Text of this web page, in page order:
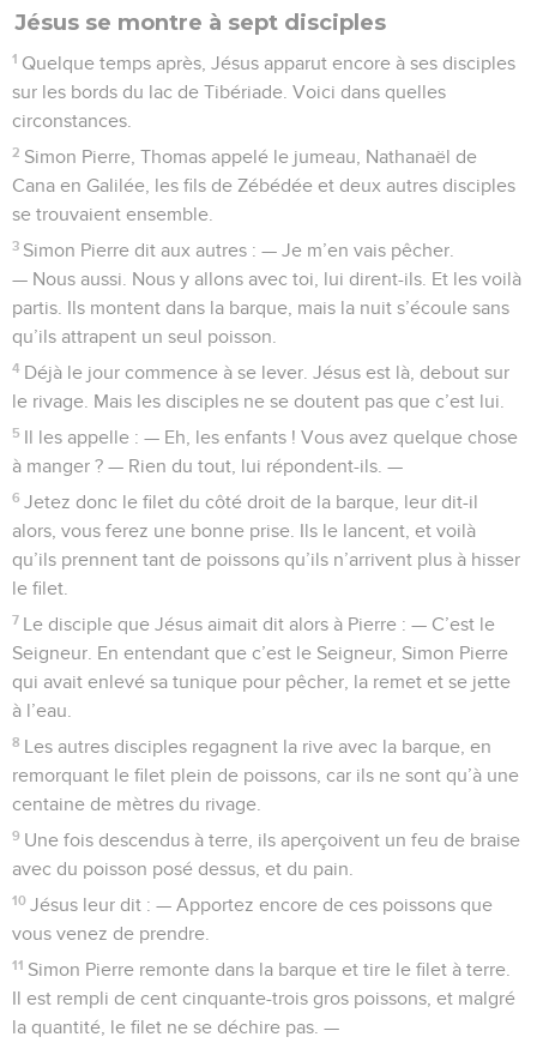
Jésus se montre à sept disciples
1 Quelque temps après, Jésus apparut encore à ses disciples
sur les bords du lac de Tibériade. Voici dans quelles
circonstances.
2 Simon Pierre, Thomas appelé le jumeau, Nathanaël de
Cana en Galilée, les fils de Zébédée et deux autres disciples
se trouvaient ensemble.
3 Simon Pierre dit aux autres : — Je m’en vais pêcher.
— Nous aussi. Nous y allons avec toi, lui dirent-ils. Et les voilà
partis. Ils montent dans la barque, mais la nuit s’écoule sans
qu’ils attrapent un seul poisson.
4 Déjà le jour commence à se lever. Jésus est là, debout sur
le rivage. Mais les disciples ne se doutent pas que c’est lui.
5 Il les appelle : — Eh, les enfants ! Vous avez quelque chose
à manger ? — Rien du tout, lui répondent-ils. —
6 Jetez donc le filet du côté droit de la barque, leur dit-il
alors, vous ferez une bonne prise. Ils le lancent, et voilà
qu’ils prennent tant de poissons qu’ils n’arrivent plus à hisser
le filet.
7 Le disciple que Jésus aimait dit alors à Pierre : — C’est le
Seigneur. En entendant que c’est le Seigneur, Simon Pierre
qui avait enlevé sa tunique pour pêcher, la remet et se jette
à l’eau.
8 Les autres disciples regagnent la rive avec la barque, en
remorquant le filet plein de poissons, car ils ne sont qu’à une
centaine de mètres du rivage.
9 Une fois descendus à terre, ils aperçoivent un feu de braise
avec du poisson posé dessus, et du pain.
10 Jésus leur dit : — Apportez encore de ces poissons que
vous venez de prendre.
11 Simon Pierre remonte dans la barque et tire le filet à terre.
Il est rempli de cent cinquante-trois gros poissons, et malgré
la quantité, le filet ne se déchire pas. —